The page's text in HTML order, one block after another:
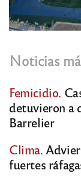
Noticias
Femicidio.
detuvieron a
Barrelier
Clima.
fuertes